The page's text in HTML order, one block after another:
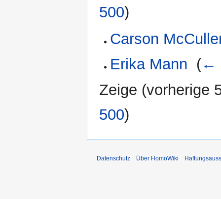
500)
Carson
Erika Mann (←
Zeige (vorherige
500)
Datenschutz Über HomoWiki